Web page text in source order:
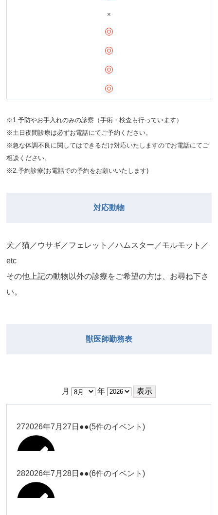
×
※1.予防やお手入れのみの診察（手術・検査も行っています）
※土日夜間診療は必ずお電話にてご予約ください。
※急な体調不良に関してはできるだけ対応いたしますのでお電話にてご
相談ください。
※2.予約診療(お電話での予約をお願いいたします)
対応動物
⽝／猫／ウサギ／フェレット／ハムスター／モルモット／
etc
その他上記の動物以外の診療をご希望の⽅は、お尋ね下さ
い。
獣医師勤務表
月 年
272026年7月27日 ●●(5件のイベント)
大西
282026年7月28日 ●●(6件のイベント)